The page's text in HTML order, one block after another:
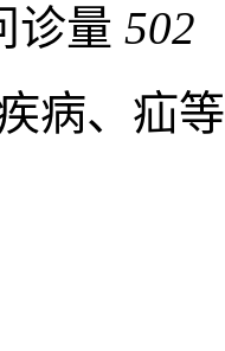
诊量 502
病、疝